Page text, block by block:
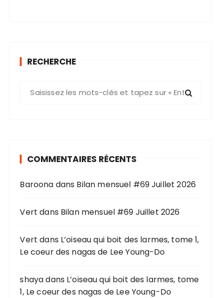
RECHERCHE
e
o
r
COMMENTAIRES RÉCENTS
Baroona dans Bilan mensuel #69 Juillet 2026
Vert dans Bilan mensuel #69 Juillet 2026
Vert dans L’oiseau qui boit des larmes, tome 1,
Le coeur des nagas de Lee Young-Do
shayadans L’oiseau qui boit des larmes, tome
1, Le coeur des nagas de Lee Young-Do